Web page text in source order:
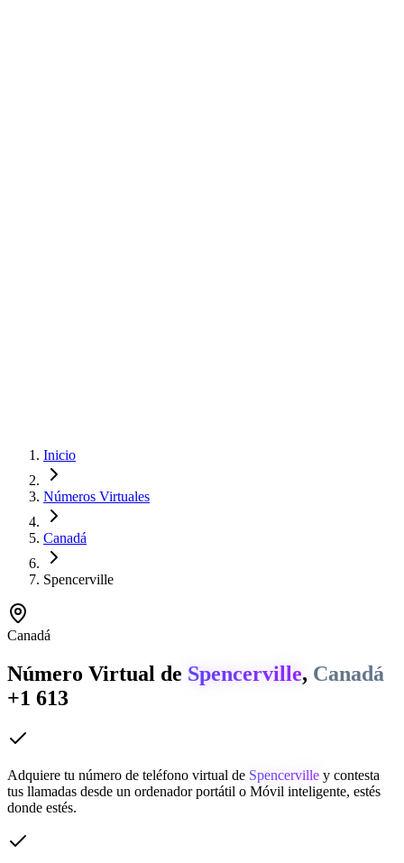
Inicio
Números Virtuales
Canadá
Spencerville
Canadá
Número Virtual de Spencerville, Canadá
+1 613
Adquiere tu número de teléfono virtual de Spencerville y contesta
tus llamadas desde un ordenador portátil o Móvil inteligente, estés
donde estés.